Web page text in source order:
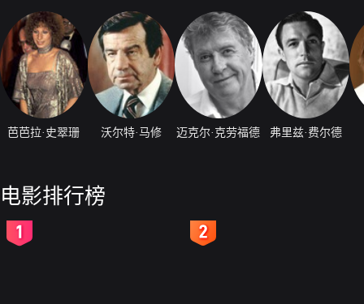
芭芭拉·史翠珊 沃尔特·马修 迈克尔·克劳福德 弗里兹·费尔德
电影排行榜